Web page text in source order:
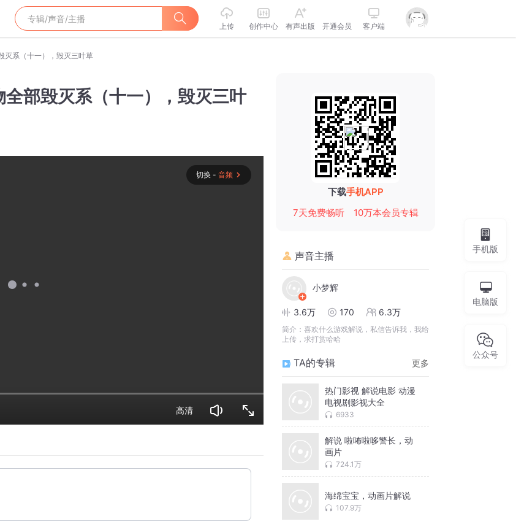
上传 创作中心 有声出版 开通会员 客户端
灭系（十一），毁灭三叶草
部毁灭系（十一），毁灭三叶
切换 - 音频
高清
下载手机APP
7天免费畅听
10万本会员专辑
声音主播
小梦辉
3.6万 170 6.3万
简介： 喜欢什么游戏解说，私信告诉我，我给
上传，求打赏哈哈
TA的专辑 更多
热门影视 解说电影 动漫
电视剧影视大全
6933
解说 啦咘啦哆警长，动
画片
724.1万
海绵宝宝，动画片解说
107.9万
手机版
电脑版
公众号